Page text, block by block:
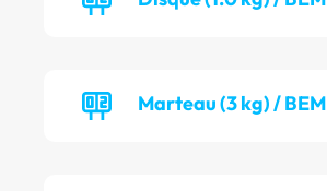
Marteau (3 kg) / BEM